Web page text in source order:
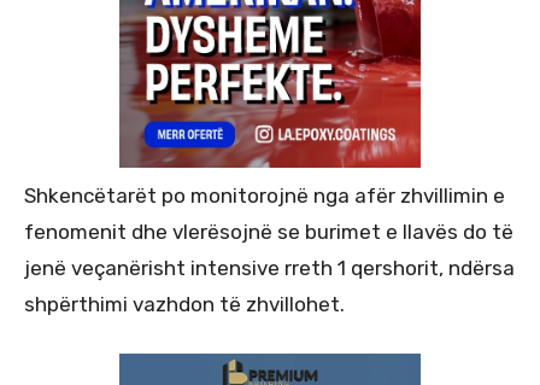
Shkencëtarët po monitorojnë nga afër zhvillimin e
fenomenit dhe vlerësojnë se burimet e llavës do të
jenë veçanërisht intensive rreth 1 qershorit, ndërsa
shpërthimi vazhdon të zhvillohet.